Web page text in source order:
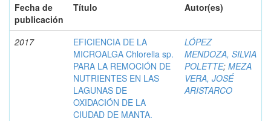
Fecha de
publicación
Título Autor(es)
2017
EFICIENCIA DE LA
MICROALGA Chlorella sp.
PARA LA REMOCIÓN DE
NUTRIENTES EN LAS
LAGUNAS DE
OXIDACIÓN DE LA
CIUDAD DE MANTA.
LÓPEZ
MENDOZA, SILVIA
POLETTE; MEZA
VERA, JOSÉ
ARISTARCO